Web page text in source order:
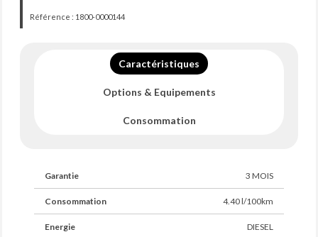
Date de 1ère MEC : 06-10-2020
Puissance fiscale : 5
Puissance DIN : 95
Nombre place : 4
Couleur intérieure : NOIR
Vidange faite pour la vente
Plaquette AV neuve
OPTIONS & ÉQUIPEMENTS
CONFORT & INTÉRIEUR
Référence : 1800-0000144
Caractéristiques
Options & Equipements
Consommation
Garantie 3 MOIS
Consommation 4.40 l/100km
Energie DIESEL